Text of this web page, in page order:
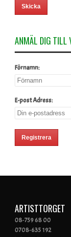
ANMÄL DIG TILL
Förnamn:
E-post Adress:
ARTISTTORGET
08-759 68 00
0708-635 192